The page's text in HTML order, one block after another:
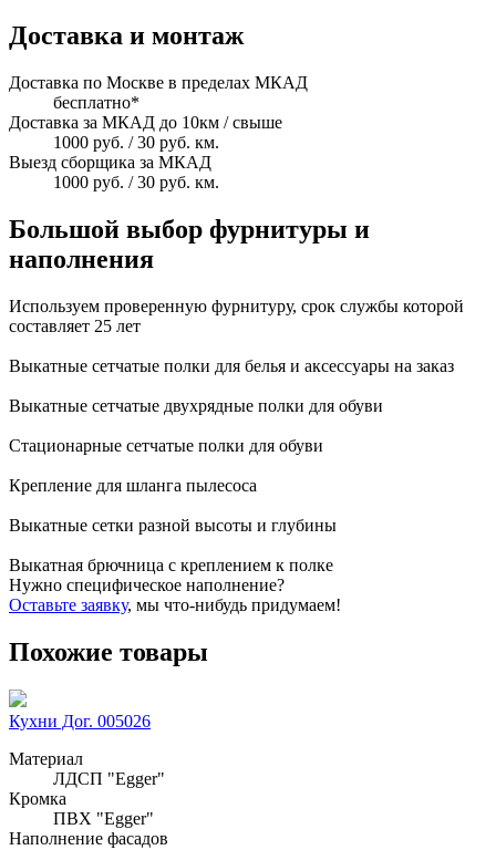
Доставка и монтаж
Доставка по Москве в пределах МКАД
бесплатно*
Доставка за МКАД до 10км / свыше
1000 руб. / 30 руб. км.
Выезд сборщика за МКАД
1000 руб. / 30 руб. км.
Большой выбор фурнитуры и
наполнения
Используем проверенную фурнитуру, срок службы которой
составляет 25 лет
Выкатные сетчатые полки для белья и аксессуары на заказ
Выкатные сетчатые двухрядные полки для обуви
Стационарные сетчатые полки для обуви
Крепление для шланга пылесоса
Выкатные сетки разной высоты и глубины
Выкатная брючница с креплением к полке
Нужно специфическое наполнение?
Оставьте заявку, мы что-нибудь придумаем!
Похожие товары
Кухни Дог. 005026
Материал
ЛДСП "Egger"
Кромка
ПВХ "Egger"
Наполнение фасадов